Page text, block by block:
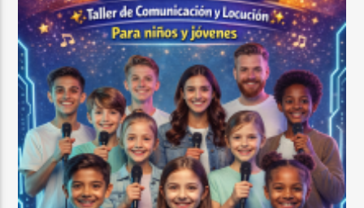
Beone Radio